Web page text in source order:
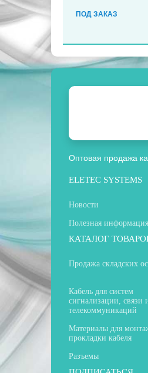
ПОД ЗАКАЗ
Оптовая продажа
ELETEC SYSTEMS
Новости
Полезная информация
КАТАЛОГ
Продажа складских
Кабель для систем
сигнализации, связи
телекоммуникаций
Материалы для
прокладки кабеля
Разъемы